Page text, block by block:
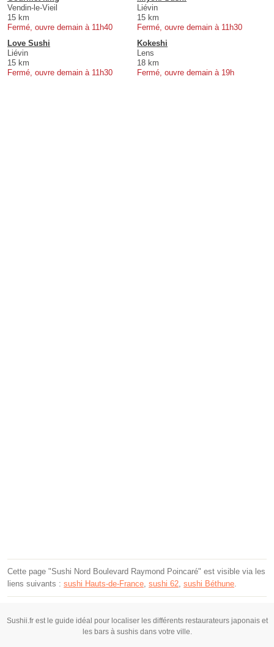
Vendin-le-Vieil
15 km
Fermé, ouvre demain à 11h40
Liévin
15 km
Fermé, ouvre demain à 11h30
Love Sushi
Liévin
15 km
Fermé, ouvre demain à 11h30
Kokeshi
Lens
18 km
Fermé, ouvre demain à 19h
Cette page "Sushi Nord Boulevard Raymond Poincaré" est visible via les
liens suivants : sushi Hauts-de-France, sushi 62, sushi Béthune.
Sushii.fr est le guide idéal pour localiser les différents restaurateurs japonais et
les bars à sushis dans votre ville.